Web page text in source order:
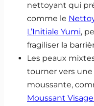
nettoyant qui
comme le
L’Initiale Yumi,
fragiliser la
Les peaux
tourner vers
moussante,
Moussant